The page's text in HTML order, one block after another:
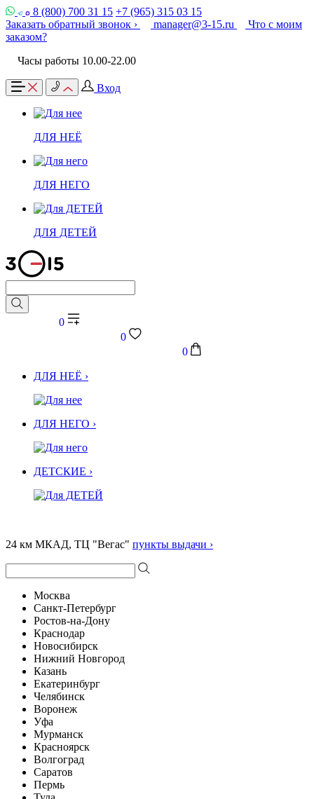
8 (800) 700 31 15 +7 (965) 315 03 15
Заказать обратный звонок ›
manager@3-15.ru
Что с моим
заказом?
Часы работы 10.00-22.00
Вход
ДЛЯ НЕЁ
ДЛЯ НЕГО
ДЛЯ ДЕТЕЙ
0
0
0
ДЛЯ НЕЁ ›
ДЛЯ НЕГО ›
ДЕТСКИЕ ›
24 км МКАД, ТЦ "Вегас" пункты выдачи ›
Москва
Санкт-Петербург
Ростов-на-Дону
Краснодар
Новосибирск
Нижний Новгород
Казань
Екатеринбург
Челябинск
Воронеж
Уфа
Мурманск
Красноярск
Волгоград
Саратов
Пермь